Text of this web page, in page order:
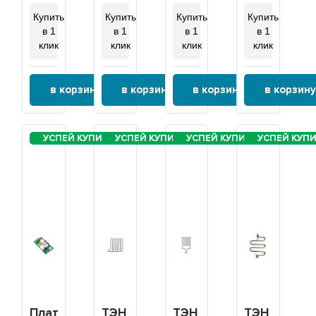
Купить
в 1
клик
в корзину
Купить
в 1
клик
в корзину
Купить
в 1
клик
в корзину
Купить
в 1
клик
в корзину
Плата ТЭН ТЭН ТЭН